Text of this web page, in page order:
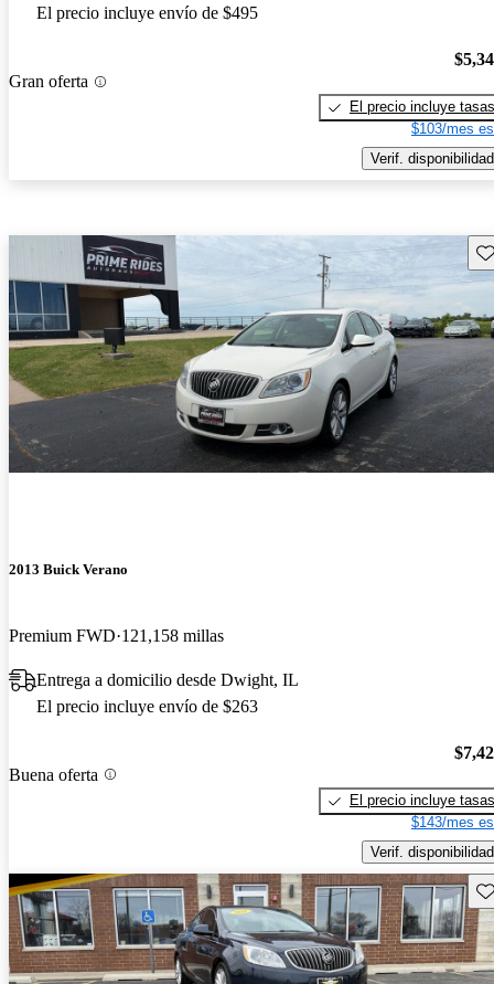
El precio incluye envío de $495
Gran oferta
El precio incluye tasas
$103/mes
Verif. disponibilidad
2013 Buick Verano
Premium FWD 121,158 millas
Entrega a domicilio desde Dwight, IL
El precio incluye envío de $263
Buena oferta
El precio incluye tasas
$143/mes
Verif. disponibilidad